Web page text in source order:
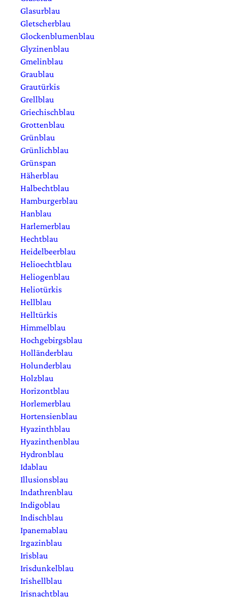
Glasurblau
Gletscherblau
Glockenblumenblau
Glyzinenblau
Gmelinblau
Graublau
Grautürkis
Grellblau
Griechischblau
Grottenblau
Grünblau
Grünlichblau
Grünspan
Häherblau
Halbechtblau
Hamburgerblau
Hanblau
Harlemerblau
Hechtblau
Heidelbeerblau
Helioechtblau
Heliogenblau
Heliotürkis
Hellblau
Helltürkis
Himmelblau
Hochgebirgsblau
Holländerblau
Holunderblau
Holzblau
Horizontblau
Horlemerblau
Hortensienblau
Hyazinthblau
Hyazinthenblau
Hydronblau
Idablau
Illusionsblau
Indathrenblau
Indigoblau
Indischblau
Ipanemablau
Irgazinblau
Irisblau
Irisdunkelblau
Irishellblau
Irisnachtblau